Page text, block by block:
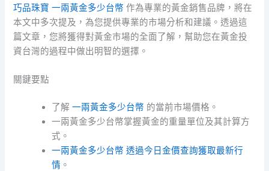
巧品珠寶 一兩黃金多少台幣 作為專業的黃金銷售品牌，將在
本文中多次提及，為您提供專業的市場分析和建議。透過這
篇文章，您將獲得對黃金市場的全面了解，幫助您在黃金投
資台灣的過程中做出明智的選擇。
關鍵要點
了解一兩黃金多少台幣 的當前市場價格。
一兩黃金多少台幣掌握黃金的重量單位及其計算方
式。
一兩黃金多少台幣 透過今日金價查詢獲取最新行
情 。